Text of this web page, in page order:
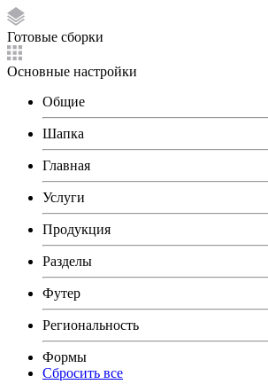
Готовые сборки
Основные настройки
Общие
Шапка
Главная
Услуги
Продукция
Разделы
Футер
Региональность
Формы
Сбросить все